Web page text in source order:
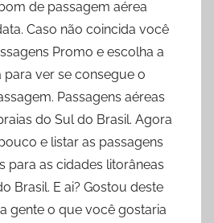
de passagem aérea
Caso não coincida você
Promo e escolha a
ver se consegue o
Passagens aéreas
do Sul do Brasil. Agora
e listar as passagens
para as cidades litorâneas
Brasil. E ai? Gostou deste
gente o que você gostaria